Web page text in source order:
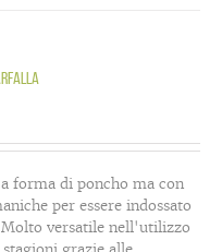
forma di poncho ma con
per essere indossato
versatile nell'utilizzo